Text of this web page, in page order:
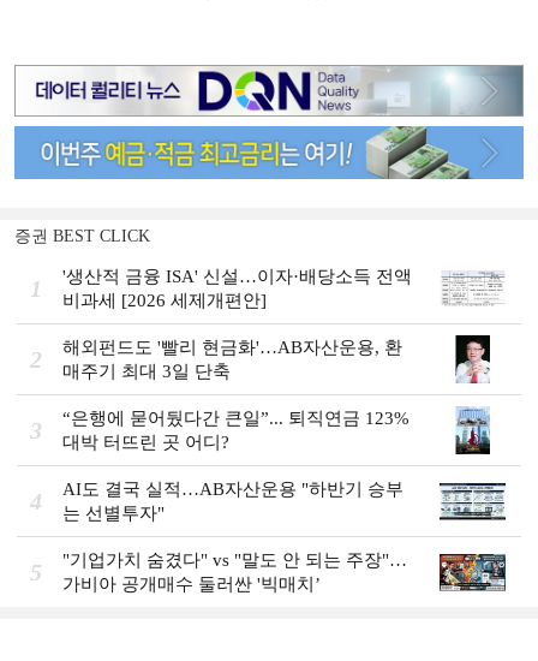
증권 BEST CLICK
1
'생산적 금융 ISA' 신설…이자·배당소득 전액
비과세 [2026 세제개편안]
2
해외펀드도 '빨리 현금화'…AB자산운용, 환
매주기 최대 3일 단축
3
“은행에 묻어뒀다간 큰일”... 퇴직연금 123%
대박 터뜨린 곳 어디?
4
AI도 결국 실적…AB자산운용 "하반기 승부
는 선별투자"
5
"기업가치 숨겼다" vs "말도 안 되는 주장"…
가비아 공개매수 둘러싼 '빅매치’